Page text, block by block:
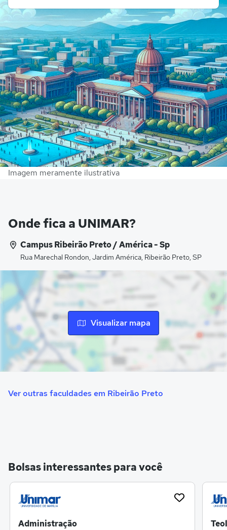
Imagem meramente ilustrativa
Onde fica a UNIMAR?
Campus Ribeirão Preto / América - Sp
Rua Marechal Rondon, Jardim América, Ribeirão Preto, SP
Visualizar mapa
Ver outras faculdades em Ribeirão Preto
Bolsas interessantes para você
Administração